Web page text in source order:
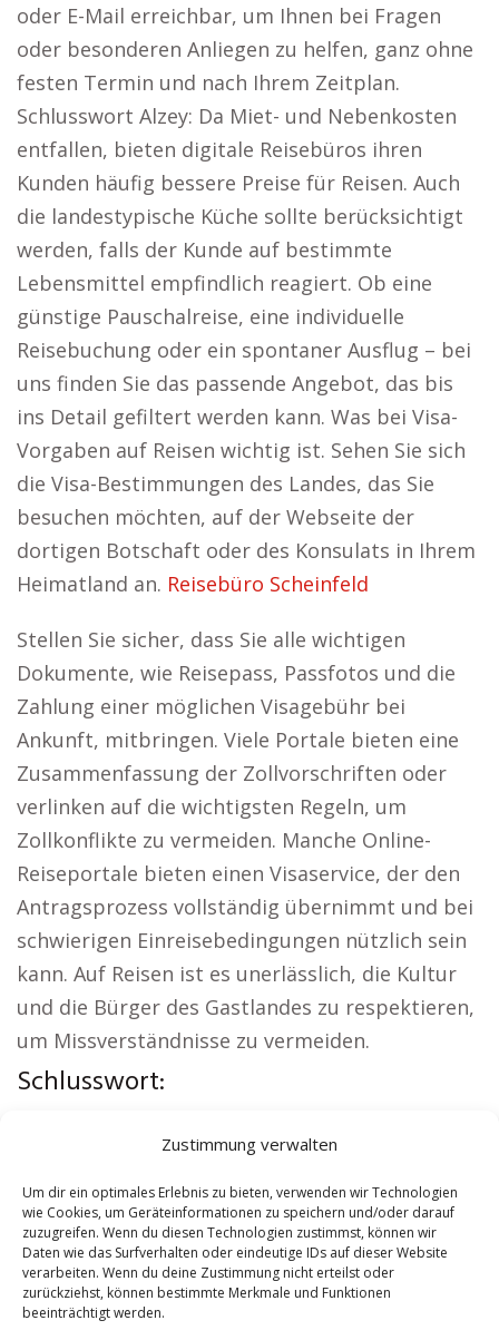
Zustimmung verwalten
Um dir ein optimales Erlebnis zu bieten, verwenden wir Technologien
wie Cookies, um Geräteinformationen zu speichern und/oder darauf
zuzugreifen. Wenn du diesen Technologien zustimmst, können wir
Daten wie das Surfverhalten oder eindeutige IDs auf dieser Website
verarbeiten. Wenn du deine Zustimmung nicht erteilst oder
zurückziehst, können bestimmte Merkmale und Funktionen
beeinträchtigt werden.
oder E-Mail erreichbar, um Ihnen bei Fragen
oder besonderen Anliegen zu helfen, ganz ohne
festen Termin und nach Ihrem Zeitplan.
Schlusswort Alzey: Da Miet- und Nebenkosten
entfallen, bieten digitale Reisebüros ihren
Kunden häufig bessere Preise für Reisen. Auch
die landestypische Küche sollte berücksichtigt
werden, falls der Kunde auf bestimmte
Lebensmittel empfindlich reagiert. Ob eine
günstige Pauschalreise, eine individuelle
Reisebuchung oder ein spontaner Ausflug – bei
uns finden Sie das passende Angebot, das bis
ins Detail gefiltert werden kann. Was bei Visa-
Vorgaben auf Reisen wichtig ist. Sehen Sie sich
die Visa-Bestimmungen des Landes, das Sie
besuchen möchten, auf der Webseite der
dortigen Botschaft oder des Konsulats in Ihrem
Heimatland an. Reisebüro Scheinfeld
Stellen Sie sicher, dass Sie alle wichtigen
Dokumente, wie Reisepass, Passfotos und die
Zahlung einer möglichen Visagebühr bei
Ankunft, mitbringen. Viele Portale bieten eine
Zusammenfassung der Zollvorschriften oder
verlinken auf die wichtigsten Regeln, um
Zollkonflikte zu vermeiden. Manche Online-
Reiseportale bieten einen Visaservice, der den
Antragsprozess vollständig übernimmt und bei
schwierigen Einreisebedingungen nützlich sein
kann. Auf Reisen ist es unerlässlich, die Kultur
und die Bürger des Gastlandes zu respektieren,
um Missverständnisse zu vermeiden.
Schlusswort:
Wohnung mieten Alzey| Kirche Alzey
Reisebüro Alzey|Versicherung Alzey|
Hauskauf Alzey
Contents [show]